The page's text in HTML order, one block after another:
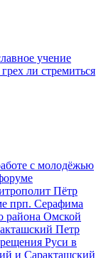
учение
ли стремиться
с молодёжью
Пётр
прп. Серафима
района Омской
Петр
Руси в
и Саракташский